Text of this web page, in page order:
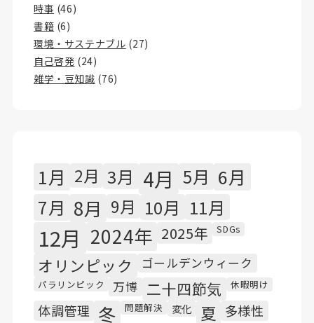
時事 (46)
書籍 (6)
環境・サステナブル (27)
自己啓発 (24)
雑学・豆知識 (76)
1月 2月 3月 4月 5月 6月
7月 8月 9月 10月 11月
12月 2024年 2025年 SDGs
オリンピック ゴールデンウィーク
パラリンピック 万博 二十四節気 休暇明け
体調管理 冬 問題解決 変化 夏 多様性